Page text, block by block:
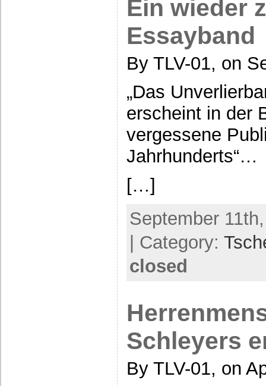
Ein wieder
Essayband
By TLV-01, on
„Das
erscheint in der
vergessene
Jahrhunderts“…
[…]
September
| Category:
closed
Schleyers
By TLV-01, on